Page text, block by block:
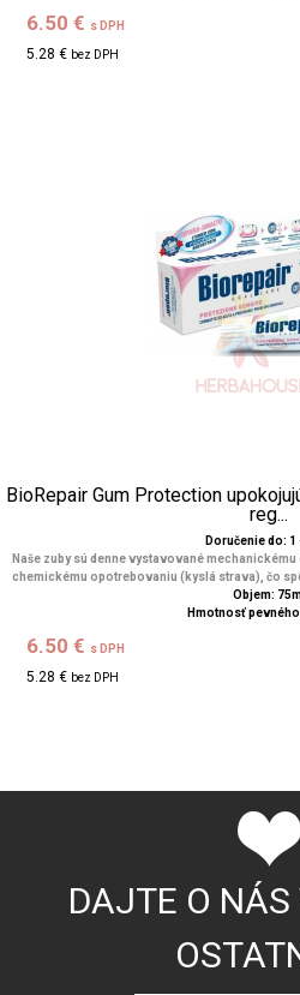
6.50 € s DPH
5.28 € bez DPH
BioRepair Gum Protection
reg...
Doručenie do: 1
Naše zuby sú denne vystavované
chemickému opotrebovaniu (kyslá strava), čo
Objem:
Hmotnosť
6.50 € s DPH
5.28 € bez DPH
DAJTE O